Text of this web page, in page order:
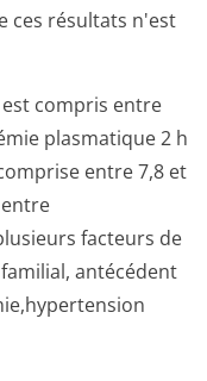
ces résultats n'est
compris entre
plasmatique 2 h
entre 7,8 et
facteurs de
antécédent